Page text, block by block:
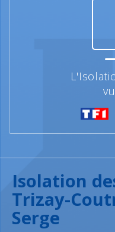
Isolation
Trizay-
Serge